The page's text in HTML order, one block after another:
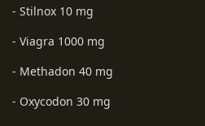
- Stilnox 10 mg
- Viagra 1000 mg
- Methadon 40 mg
- Oxycodon 30 mg